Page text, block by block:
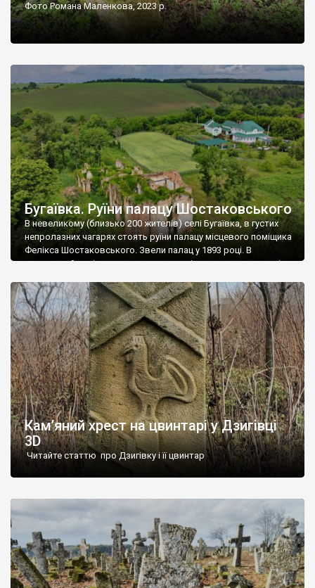
Фото Романа Маленкова, 2023 р.
Бугаївка. Руїни палацу Шостаковського
В невеликому (близько 200 жителів) селі Бугаївка, в густих
непролазних чагарях стоять руїни палацу місцевого поміщика
Фелікса Шостаковського. Звели палац у 1893 році. В
радянський період у ньому спочатку містилася школа, потім
століття тут розмістили туберкульозну лікарню. Коли із
палацу виїхала лікарня – ми точно не […]
Кам’яний хрест на цвинтарі у Дзигівці
3D
Читайте статтю про Дзигівку і її цвинтар